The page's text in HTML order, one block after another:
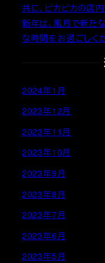
共に、ピカピカの店
新年は、風月で新た
な時間をお過ごしく
2024年1月
2023年12月
2023年11月
2023年10月
2023年9月
2023年8月
2023年7月
2023年6月
2023年5月